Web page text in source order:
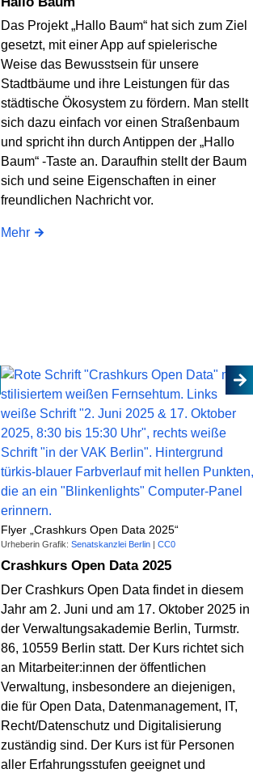
Das Projekt „Hallo Baum“ hat sich zum Ziel
gesetzt, mit einer App auf spielerische
Weise das Bewusstsein für unsere
Stadtbäume und ihre Leistungen für das
städtische Ökosystem zu fördern. Man stellt
sich dazu einfach vor einen Straßenbaum
und spricht ihn durch Antippen der „Hallo
Baum“ -Taste an. Daraufhin stellt der Baum
sich und seine Eigenschaften in einer
freundlichen Nachricht vor.
Mehr
Flyer „Crashkurs Open Data 2025“
Urheberin Grafik:Senatskanzlei Berlin |CC0
Crashkurs Open Data 2025
Der Crashkurs Open Data findet in diesem
Jahr am 2. Juni und am 17. Oktober 2025 in
der Verwaltungsakademie Berlin, Turmstr.
86, 10559 Berlin statt. Der Kurs richtet sich
an Mitarbeiter:innen der öffentlichen
Verwaltung, insbesondere an diejenigen,
die für Open Data, Datenmanagement, IT,
Recht/Datenschutz und Digitalisierung
zuständig sind. Der Kurs ist für Personen
aller Erfahrungsstufen geeignet und